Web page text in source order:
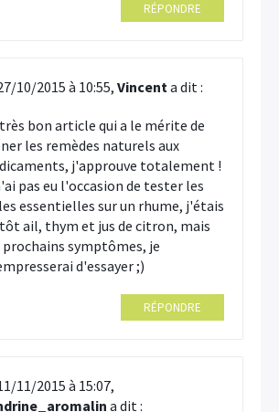
RÉPONDRE
10/2015 à 10:55, Vincenta dit :
bon article qui a le mérite de
les remèdes naturels aux
j'approuve totalement !
pas eu l'occasion de tester les
essentielles sur un rhume, j'étais
ail, thym et jus de citron, mais
prochains symptômes, je
d'essayer ;)
RÉPONDRE
11/2015 à 15:07,
a dit :